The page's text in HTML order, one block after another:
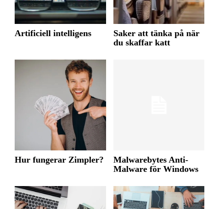
Artificiell intelligens
Saker att tänka på när
du skaffar katt
Hur fungerar Zimpler?
Malwarebytes Anti-
Malware för Windows